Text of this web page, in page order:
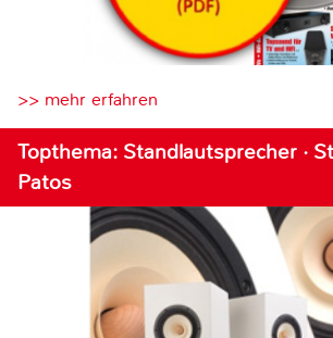
>> mehr erfahren
Topthema: Standlautsprecher ·
Patos